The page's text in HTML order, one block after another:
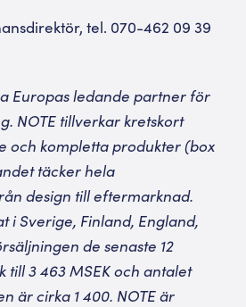
tel. 070-462 09 39
Europas ledande partner för
NOTE tillverkar kretskort
och kompletta produkter (box
täcker hela
design till eftermarknad.
i Sverige, Finland, England,
de senaste 12
3 463 MSEK och antalet
är cirka 1 400. NOTE är